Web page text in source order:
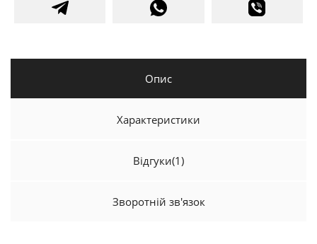
Опис
Характеристики
Відгуки(1)
Зворотній зв'язок